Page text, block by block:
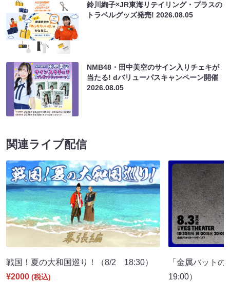
鈴川絢子×JR東海リテイリング・プラスの
トラベルグッズ発売!2026.08.05
NMB48・田中美空のサイン入りチェキが
当たる! dバリューパスキャンペーン開催
2026.08.05
関連ライブ配信
戦国！夏の大和国巡り！（8/2 18:30）
¥2000 (税込)
「金属バット
19:00）